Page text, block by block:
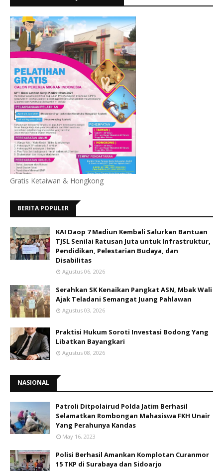
Gratis Ketaiwan & Hongkong
BERITA POPULER
KAI Daop 7 Madiun Kembali Salurkan Bantuan
TJSL Senilai Ratusan Juta untuk Infrastruktur,
Pendidikan, Pelestarian Budaya, dan
Disabilitas
Agustus 06, 2026
Serahkan SK Kenaikan Pangkat ASN, Mbak Wali
Ajak Teladani Semangat Juang Pahlawan
Agustus 03, 2026
Praktisi Hukum Soroti Investasi Bodong Yang
Libatkan Bayangkari
Agustus 08, 2026
NASIONAL
Patroli Ditpolairud Polda Jatim Berhasil
Selamatkan Rombongan Mahasiswa FKH Unair
Yang Perahunya Kandas
May 16, 2023
Polisi Berhasil Amankan Komplotan Curanmor
15 TKP di Surabaya dan Sidoarjo